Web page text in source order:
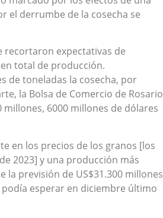
el derrumbe de la cosecha se
recortaron expectativas de
total de producción.
de toneladas la cosecha, por
la Bolsa de Comercio de Rosario
millones, 6000 millones de dólares
en los precios de los granos [los
2023] y una producción más
previsión de US$31.300 millones
esperar en diciembre último